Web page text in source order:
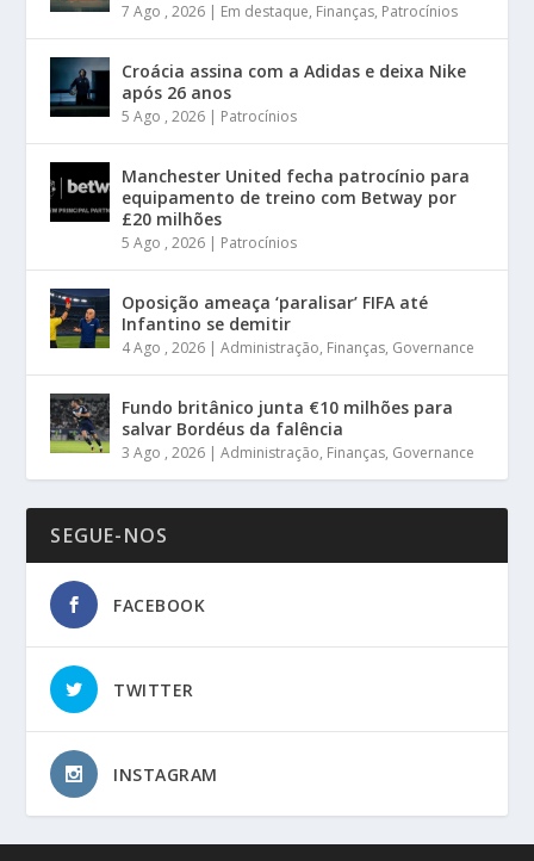
7 Ago , 2026 | Em destaque, Finanças, Patrocínios
Croácia assina com a Adidas e deixa Nike
após 26 anos
5 Ago , 2026 | Patrocínios
Manchester United fecha patrocínio para
equipamento de treino com Betway por
£20 milhões
5 Ago , 2026 | Patrocínios
Oposição ameaça ‘paralisar’ FIFA até
Infantino se demitir
4 Ago , 2026 |Administração, Finanças, Governance
Fundo britânico junta €10 milhões para
salvar Bordéus da falência
3 Ago , 2026 |Administração, Finanças, Governance
SEGUE-NOS
FACEBOOK
TWITTER
INSTAGRAM